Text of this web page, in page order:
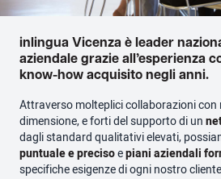
inlingua Vicenza è leader
aziendale grazie all’esperienza
know-how acquisito negli anni.
Attraverso molteplici collaborazioni con
dimensione, e forti del supporto di un
dagli standard qualitativi elevati,
puntuale e precisoepiani aziendali
specifiche esigenze di ogni nostro